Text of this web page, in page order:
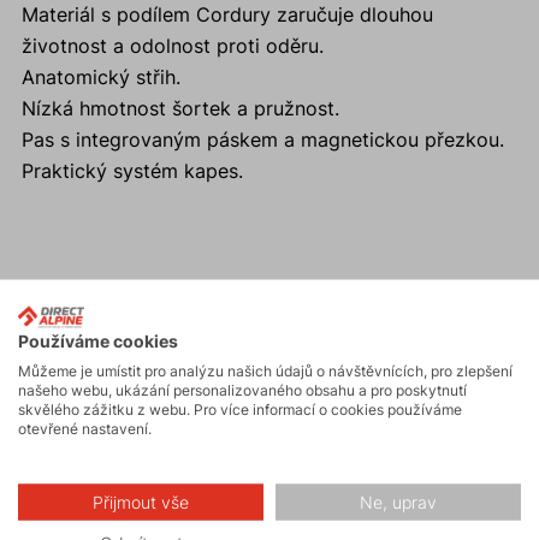
Materiál s podílem Cordury zaručuje dlouhou
životnost a odolnost proti oděru.
Anatomický střih.
Nízká hmotnost šortek a pružnost.
Pas s integrovaným páskem a magnetickou přezkou.
Praktický systém kapes.
Turistika
Používáme cookies
Můžeme je umístit pro analýzu našich údajů o návštěvnících, pro zlepšení
našeho webu, ukázání personalizovaného obsahu a pro poskytnutí
skvělého zážitku z webu. Pro více informací o cookies používáme
otevřené nastavení.
Přijmout vše Ne, uprav